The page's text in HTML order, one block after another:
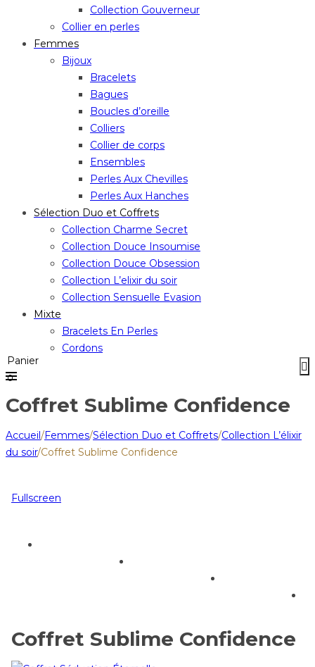
Collection Gouverneur
Collier en perles
Femmes
Bijoux
Bracelets
Bagues
Boucles d’oreille
Colliers
Collier de corps
Ensembles
Perles Aux Chevilles
Perles Aux Hanches
Sélection Duo et Coffrets
Collection Charme Secret
Collection Douce Insoumise
Collection Douce Obsession
Collection L’elixir du soir
Collection Sensuelle Evasion
Mixte
Bracelets En Perles
Cordons
Panier
0
Coffret Sublime Confidence
Accueil/Femmes/Sélection Duo et Coffrets/Collection L’élixir
du soir/Coffret Sublime Confidence
Fullscreen
Coffret Sublime Confidence